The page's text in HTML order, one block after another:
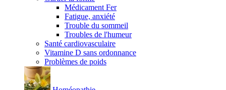
Médicament Fer
Fatigue, anxiété
Trouble du sommeil
Troubles de l'humeur
Santé cardiovasculaire
Vitamine D sans ordonnance
Problèmes de poids